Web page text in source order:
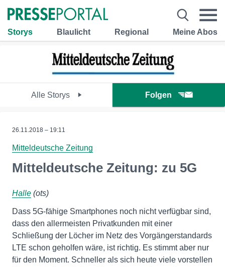
Storys Blaulicht Regional Meine Abos
Alle Storys Folgen
26.11.2018 – 19:11
Mitteldeutsche Zeitung
Mitteldeutsche Zeitung: zu 5G
Halle (ots)
Dass 5G-fähige Smartphones noch nicht verfügbar sind,
dass den allermeisten Privatkunden mit einer
Schließung der Löcher im Netz des Vorgängerstandards
LTE schon geholfen wäre, ist richtig. Es stimmt aber nur
für den Moment. Schneller als sich heute viele vorstellen